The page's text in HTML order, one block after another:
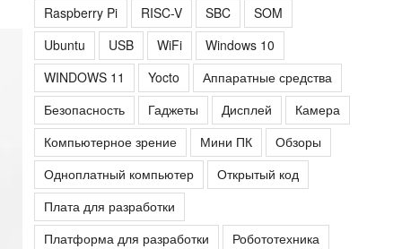
Raspberry Pi
RISC-V SBC
SOM
Ubuntu
USB WiFi
Windows 10
WINDOWS 11
Yocto
Аппаратные средства
Безопасность
Гаджеты Дисплей
Камера
Компьютерное зрение
Мини ПК
Обзоры
Одноплатный компьютер
Открытый код
Плата для разработки
Платформа для разработки
Робототехника